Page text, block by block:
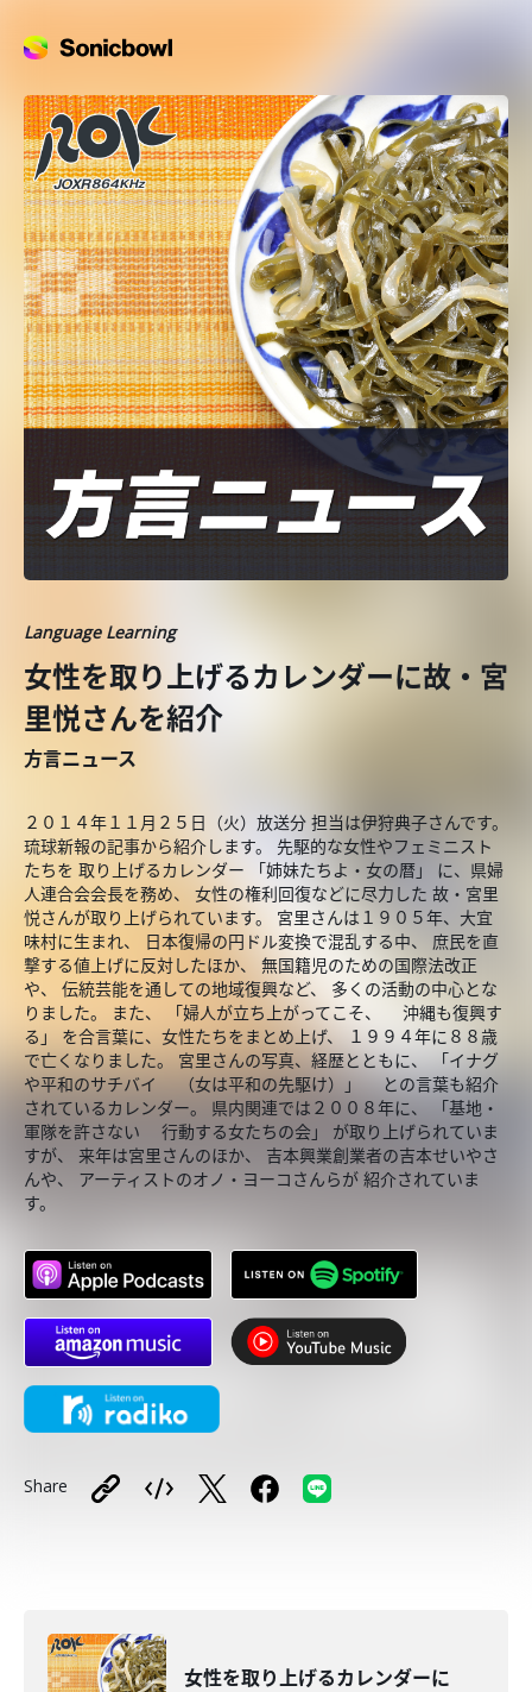
Language Learning
女性を取り上げるカレンダーに故・宮
里悦さんを紹介
方言ニュース
２０１４年１１月２５日（火）放送分 担当は伊狩典子さんです。
琉球新報の記事から紹介します。 先駆的な女性やフェミニスト
たちを 取り上げるカレンダー 「姉妹たちよ・女の暦」 に、県婦
人連合会会長を務め、 女性の権利回復などに尽力した 故・宮里
悦さんが取り上げられています。 宮里さんは１９０５年、大宜
味村に生まれ、 日本復帰の円ドル変換で混乱する中、 庶民を直
撃する値上げに反対したほか、 無国籍児のための国際法改正
や、 伝統芸能を通しての地域復興など、 多くの活動の中心とな
りました。 また、 「婦人が立ち上がってこそ、 沖縄も復興す
る」 を合言葉に、女性たちをまとめ上げ、 １９９４年に８８歳
で亡くなりました。 宮里さんの写真、経歴とともに、 「イナグ
や平和のサチバイ （女は平和の先駆け）」 との言葉も紹介
されているカレンダー。 県内関連では２００８年に、 「基地・
軍隊を許さない 行動する女たちの会」 が取り上げられていま
すが、 来年は宮里さんのほか、 吉本興業創業者の吉本せいやさ
んや、 アーティストのオノ・ヨーコさんらが 紹介されていま
す。
Share
女性を取り上げるカレンダーに